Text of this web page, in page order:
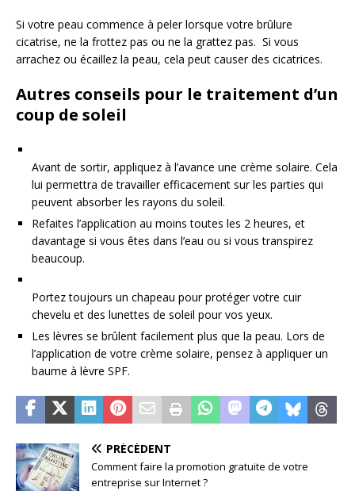
Si votre peau commence à peler lorsque votre brûlure
cicatrise, ne la frottez pas ou ne la grattez pas. Si vous
arrachez ou écaillez la peau, cela peut causer des cicatrices.
Autres conseils pour le traitement d’un
coup de soleil
Avant de sortir, appliquez à l’avance une crème solaire. Cela
lui permettra de travailler efficacement sur les parties qui
peuvent absorber les rayons du soleil.
Refaites l’application au moins toutes les 2 heures, et
davantage si vous êtes dans l’eau ou si vous transpirez
beaucoup.
Portez toujours un chapeau pour protéger votre cuir
chevelu et des lunettes de soleil pour vos yeux.
Les lèvres se brûlent facilement plus que la peau. Lors de
l’application de votre crème solaire, pensez à appliquer un
baume à lèvre SPF.
PRÉCÉDENT
Comment faire la promotion gratuite de votre
entreprise sur Internet ?